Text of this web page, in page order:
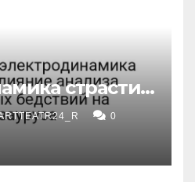
страсти:
на
0